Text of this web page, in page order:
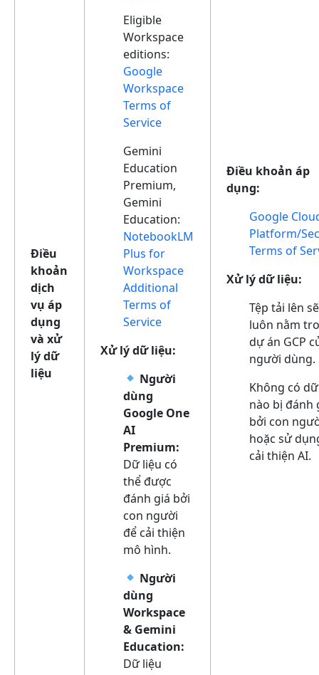
Điều
khoản
dịch
vụ áp
dụng
và xử
lý dữ
liệu
Eligible
Workspace
editions:
Google
Workspace
Terms of
Service
Gemini
Education
Premium,
Gemini
Education:
NotebookLM
Plus for
Workspace
Additional
Terms of
Service
Xử lý dữ liệu:
Người
dùng
Google One
AI
Premium:
Dữ liệu có
thể được
đánh giá bởi
con người
để cải thiện
mô hình.
Người
dùng
Workspace
& Gemini
Education:
Dữ liệu
Điều khoản áp
dụng:
Google
Platform/
Terms of
Xử lý dữ liệu:
Tệp tải lên sẽ
luôn nằm
dự án GCP
người dùng.
Không có
nào bị đánh
bởi con
hoặc sử
cải thiện AI.